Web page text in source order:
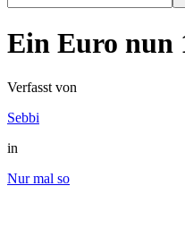
Ein Euro nun
Verfasst von
Sebbi
in
Nur mal so